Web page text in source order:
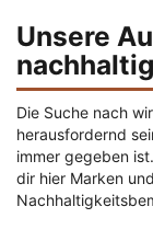
Unsere
Die Suche nach
herausfordernd
immer gegeben
dir hier Marken